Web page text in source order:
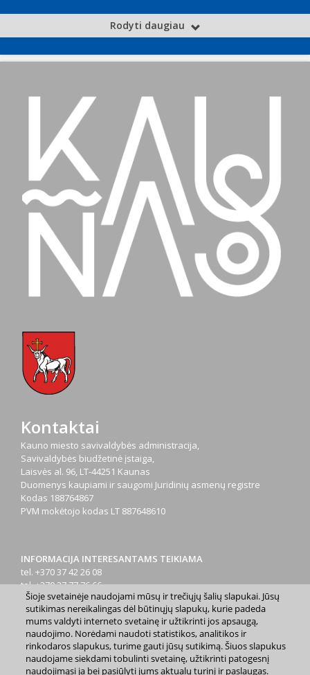
Rodyti daugiau
Kontaktai
Kauno miesto savivaldybės administracija,
Savivaldybės biudžetinė įstaiga,
Laisvės al. 96, LT-44251 Kaunas
Duomenys kaupiami ir saugomi Juridinių asmenų registre
Kodas 188764867
PVM mokėtojo kodas LT 887648610
INFORMACIJA INTERESANTAMS TEIKIAMA
tel. +370 37 42 26 08
tel. +370 37 77 76 66
tel. +370 660 07000
el. p.info@kaunas.lt
Šioje svetainėje naudojami mūsų ir trečiųjų šalių slapukai. Jūsų
sutikimas nereikalingas dėl būtinųjų slapukų, kurie padeda
mums valdyti interneto svetainę ir užtikrinti jos apsaugą,
naudojimo. Norėdami naudoti statistikos, analitikos ir
rinkodaros slapukus, turime gauti jūsų sutikimą. Šiuos slapukus
naudojame siekdami tobulinti svetainę, užtikrinti patogesnį
naudojimąsi ja bei pasiūlyti jums aktualų turinį ir paslaugas.